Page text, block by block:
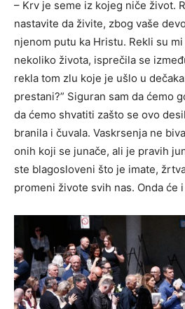
– Krv je seme iz kojeg niče život.
nastavite da živite, zbog vaše
njenom putu ka Hristu. Rekli su
nekoliko života, isprečila se
rekla tom zlu koje je ušlo u
prestani?” Siguran sam da ćemo
da ćemo shvatiti zašto se ovo
branila i čuvala. Vaskrsenja ne
onih koji se junače, ali je pravih
ste blagosloveni što je imate,
promeni živote svih nas. Onda će